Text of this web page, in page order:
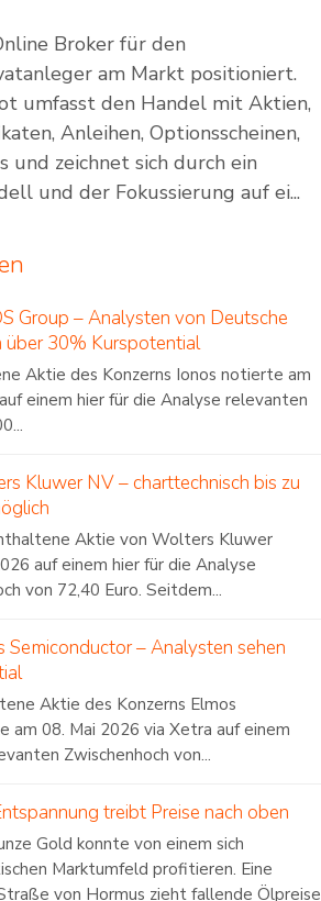
Broker für den
am Markt positioniert.
umfasst den Handel mit Aktien,
Anleihen, Optionsscheinen,
und zeichnet sich durch ein
und der Fokussierung auf ei...
Group – Analysten von Deutsche
über 30% Kurspotential
Aktie des Konzerns Ionos notierte am
einem hier für die Analyse relevanten
Kluwer NV – charttechnisch bis zu
Aktie von Wolters Kluwer
auf einem hier für die Analyse
von 72,40 Euro. Seitdem...
Semiconductor – Analysten sehen
Aktie des Konzerns Elmos
am 08. Mai 2026 via Xetra auf einem
Zwischenhoch von...
treibt Preise nach oben
Gold konnte von einem sich
Marktumfeld profitieren. Eine
von Hormus zieht fallende Ölpreise